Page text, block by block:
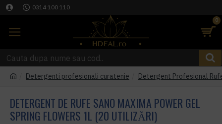
0314 100 110
0
Detergenti profesionali curatenie Detergent Profesional
DETERGENT DE RUFE SANO MAXIMA POWER GEL
SPRING FLOWERS 1L (20 UTILIZĂRI)